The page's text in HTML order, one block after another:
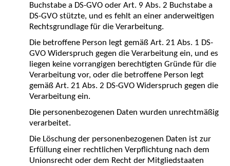
Buchstabe a DS-GVO oder Art. 9 Abs. 2 Buchstabe a
DS-GVO stützte, und es fehlt an einer anderweitigen
Rechtsgrundlage für die Verarbeitung.
Die betroffene Person legt gemäß Art. 21 Abs. 1 DS-
GVO Widerspruch gegen die Verarbeitung ein, und es
liegen keine vorrangigen berechtigten Gründe für die
Verarbeitung vor, oder die betroffene Person legt
gemäß Art. 21 Abs. 2 DS-GVO Widerspruch gegen die
Verarbeitung ein.
Die personenbezogenen Daten wurden unrechtmäßig
verarbeitet.
Die Löschung der personenbezogenen Daten ist zur
Erfüllung einer rechtlichen Verpflichtung nach dem
Unionsrecht oder dem Recht der Mitgliedstaaten